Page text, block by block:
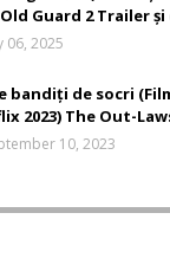
Guard 2 Trailer
06, 2025
bandiți de socri
2023) The Out-
10, 2023